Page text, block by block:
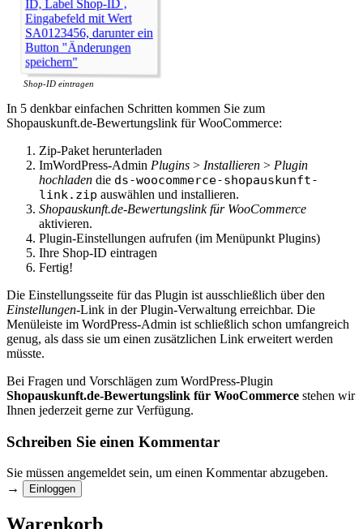
Shop-ID eintragen
In 5 denkbar einfachen Schritten kommen Sie zum
Shopauskunft.de-Bewertungslink für WooCommerce:
Zip-Paket herunterladen
ImWordPress-Admin Plugins > Installieren > Plugin
hochladen die ds-woocommerce-shopauskunft-
link.zip auswählen und installieren.
Shopauskunft.de-Bewertungslink für WooCommerce
aktivieren.
Plugin-Einstellungen aufrufen (im Menüpunkt Plugins)
Ihre Shop-ID eintragen
Fertig!
Die Einstellungsseite für das Plugin ist ausschließlich über den
Einstellungen-Link in der Plugin-Verwaltung erreichbar. Die
Menüleiste im WordPress-Admin ist schließlich schon umfangreich
genug, als dass sie um einen zusätzlichen Link erweitert werden
müsste.
Bei Fragen und Vorschlägen zum WordPress-Plugin
Shopauskunft.de-Bewertungslink für WooCommerce stehen wir
Ihnen jederzeit gerne zur Verfügung.
Schreiben Sie einen Kommentar
Sie müssen angemeldet sein, um einen Kommentar abzugeben.
→
Einloggen
Warenkorb